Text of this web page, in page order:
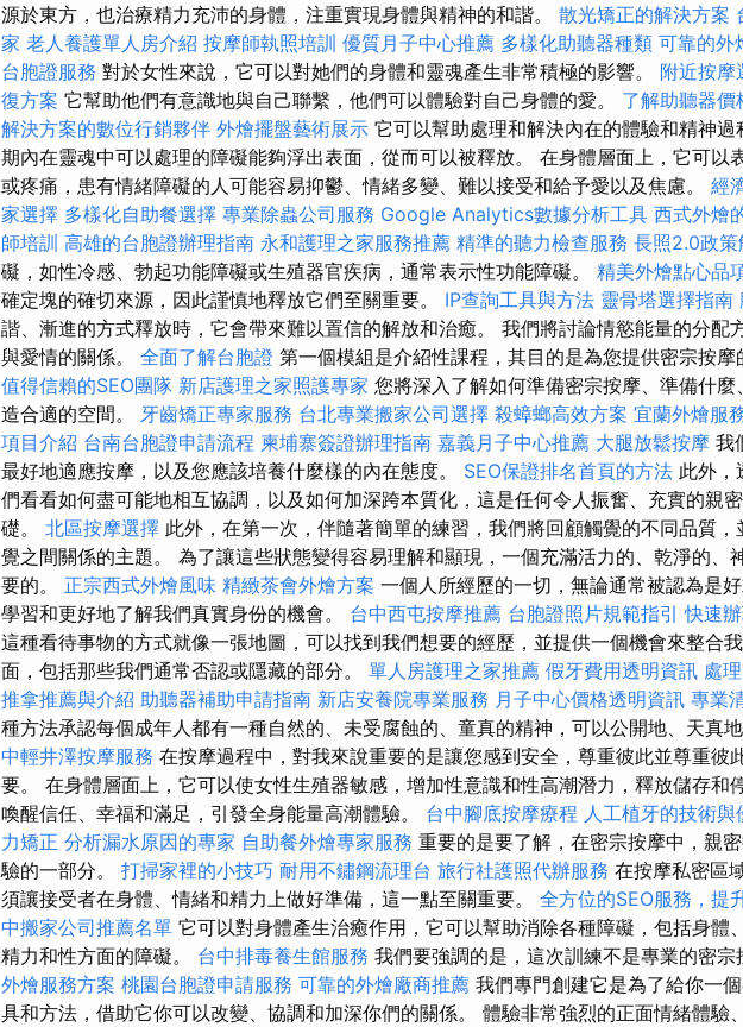
源於東方，也治療精力充沛的身體，注重實現身體與精神的和諧。 散光矯正的解決方案
家 老人養護單人房介紹 按摩師執照培訓 優質月子中心推薦 多樣化助聽器種類 可靠的外
台胞證服務 對於女性來說，它可以對她們的身體和靈魂產生非常積極的影響。 附近按摩
復方案 它幫助他們有意識地與自己聯繫，他們可以體驗對自己身體的愛。 了解助聽器價
解決方案的數位行銷夥伴 外燴擺盤藝術展示 它可以幫助處理和解決內在的體驗和精神過
期內在靈魂中可以處理的障礙能夠浮出表面，從而可以被釋放。 在身體層面上，它可以
或疼痛，患有情緒障礙的人可能容易抑鬱、情緒多變、難以接受和給予愛以及焦慮。 經
家選擇 多樣化自助餐選擇 專業除蟲公司服務 Google Analytics數據分析工具 西式外燴
師培訓 高雄的台胞證辦理指南 永和護理之家服務推薦 精準的聽力檢查服務 長照2.0政策
礙，如性冷感、勃起功能障礙或生殖器官疾病，通常表示性功能障礙。 精美外燴點心品
確定塊的確切來源，因此謹慎地釋放它們至關重要。 IP查詢工具與方法 靈骨塔選擇指南
諧、漸進的方式釋放時，它會帶來難以置信的解放和治癒。 我們將討論情慾能量的分配
與愛情的關係。 全面了解台胞證 第一個模組是介紹性課程，其目的是為您提供密宗按摩
值得信賴的SEO團隊 新店護理之家照護專家 您將深入了解如何準備密宗按摩、準備什麼
造合適的空間。 牙齒矯正專家服務 台北專業搬家公司選擇 殺蟑螂高效方案 宜蘭外燴服
項目介紹 台南台胞證申請流程 柬埔寨簽證辦理指南 嘉義月子中心推薦 大腿放鬆按摩 我
最好地適應按摩，以及您應該培養什麼樣的內在態度。 SEO保證排名首頁的方法 此外，
們看看如何盡可能地相互協調，以及如何加深跨本質化，這是任何令人振奮、充實的親
礎。 北區按摩選擇 此外，在第一次，伴隨著簡單的練習，我們將回顧觸覺的不同品質，
覺之間關係的主題。 為了讓這些狀態變得容易理解和顯現，一個充滿活力的、乾淨的、
要的。 正宗西式外燴風味 精緻茶會外燴方案 一個人所經歷的一切，無論通常被認為是
學習和更好地了解我們真實身份的機會。 台中西屯按摩推薦 台胞證照片規範指引 快速
這種看待事物的方式就像一張地圖，可以找到我們想要的經歷，並提供一個機會來整合
面，包括那些我們通常否認或隱藏的部分。 單人房護理之家推薦 假牙費用透明資訊 處
推拿推薦與介紹 助聽器補助申請指南 新店安養院專業服務 月子中心價格透明資訊 專業
種方法承認每個成年人都有一種自然的、未受腐蝕的、童真的精神，可以公開地、天真
中輕井澤按摩服務 在按摩過程中，對我來說重要的是讓您感到安全，尊重彼此並尊重彼
要。 在身體層面上，它可以使女性生殖器敏感，增加性意識和性高潮潛力，釋放儲存和
喚醒信任、幸福和滿足，引發全身能量高潮體驗。 台中腳底按摩療程 人工植牙的技術與
力矯正 分析漏水原因的專家 自助餐外燴專家服務 重要的是要了解，在密宗按摩中，親
驗的一部分。 打掃家裡的小技巧 耐用不鏽鋼流理台 旅行社護照代辦服務 在按摩私密區
須讓接受者在身體、情緒和精力上做好準備，這一點至關重要。 全方位的SEO服務，提
中搬家公司推薦名單 它可以對身體產生治癒作用，它可以幫助消除各種障礙，包括身體
精力和性方面的障礙。 台中排毒養生館服務 我們要強調的是，這次訓練不是專業的密宗
外燴服務方案 桃園台胞證申請服務 可靠的外燴廠商推薦 我們專門創建它是為了給你一
具和方法，借助它你可以改變、協調和加深你們的關係。 體驗非常強烈的正面情緒體驗